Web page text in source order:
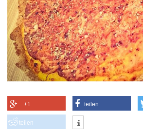
+1 teilen
teilen